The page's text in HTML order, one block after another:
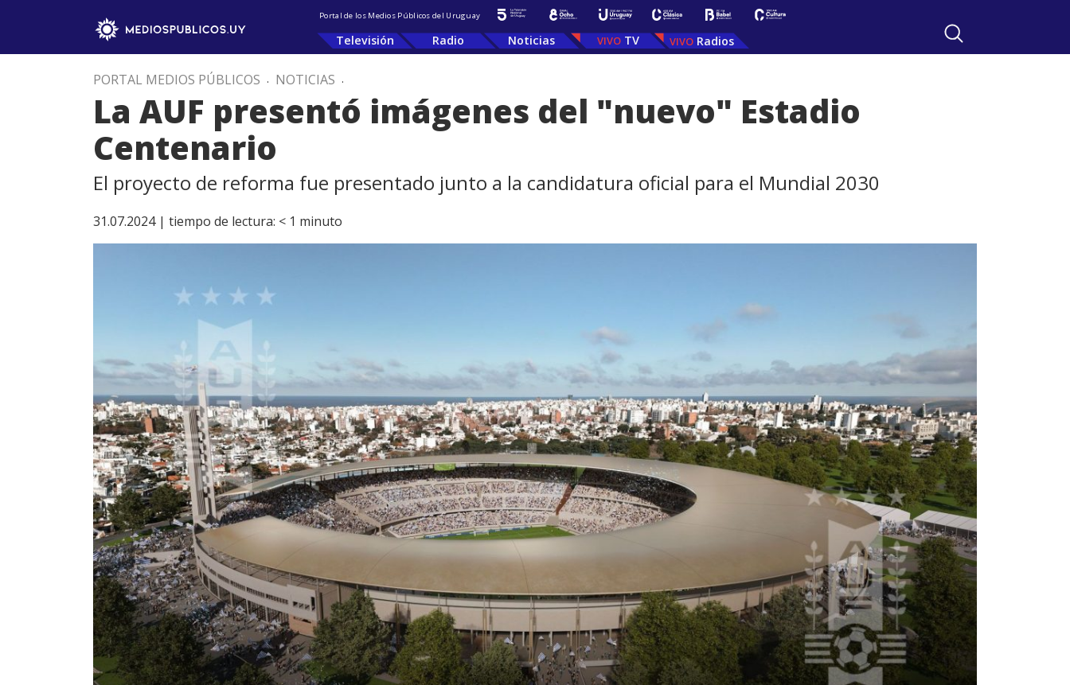
Portal de los Medios Públicos del Uruguay
Televisión Radio Noticias TV Radios
PORTAL MEDIOS PÚBLICOS . NOTICIAS .
La AUF presentó imágenes del "nuevo" Estadio
Centenario
El proyecto de reforma fue presentado junto a la candidatura oficial para el Mundial 2030
31.07.2024 | tiempo de lectura: < 1 minuto